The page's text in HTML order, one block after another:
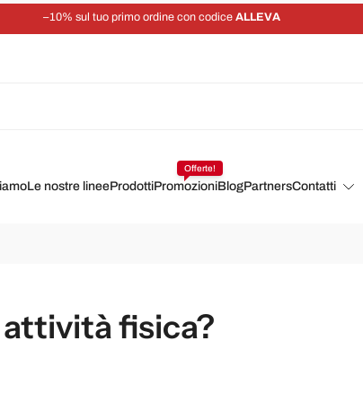
–10% sul tuo primo ordine con codice ALLEVA
Le nostre lineeProdottiPromozioni
Offerte!
BlogPartnersContatti
fisica?